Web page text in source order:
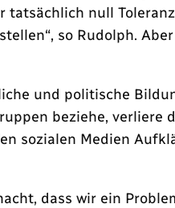
null
so Rudolph.
und politische
beziehe,
sozialen Medien
dass wir ein